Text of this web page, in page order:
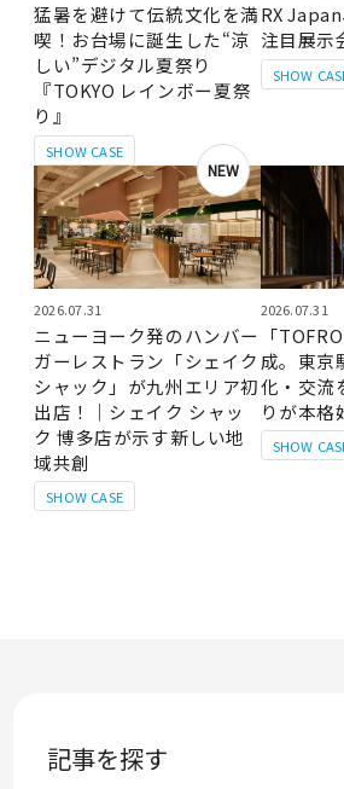
SHOW CASE
猛暑を避けて伝統文化を満
喫！お台場に誕生した“涼
しい”デジタル夏祭り
『TOKYO レインボー夏祭
り』
SHOW
RX
注目展示
NEW
SHOW CASE
2026.07.31
ニューヨーク発のハンバー
ガーレストラン「シェイク
シャック」が九州エリア初
出店！｜シェイク シャッ
ク 博多店が示す新しい地
域共創
SHOW
2026.07.31
「
成。東京
化・交流
りが本格
記事を探す